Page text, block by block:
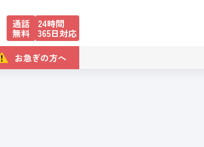
通話
無料
24時間
365日対応
お急ぎの方へ